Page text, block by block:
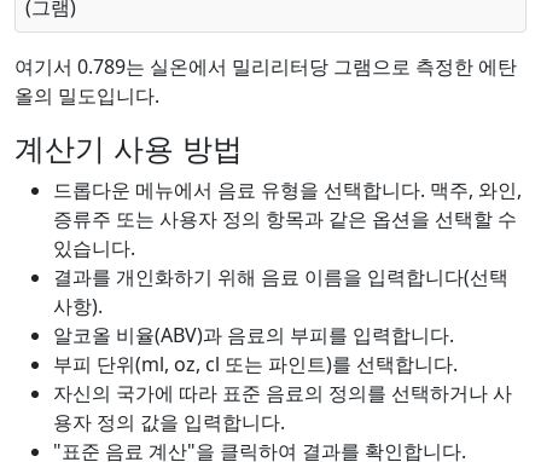
(그램)
여기서 0.789는 실온에서 밀리리터당 그램으로 측정한 에탄
올의 밀도입니다.
계산기 사용 방법
드롭다운 메뉴에서 음료 유형을 선택합니다. 맥주, 와인,
증류주 또는 사용자 정의 항목과 같은 옵션을 선택할 수
있습니다.
결과를 개인화하기 위해 음료 이름을 입력합니다(선택
사항).
알코올 비율(ABV)과 음료의 부피를 입력합니다.
부피 단위(ml, oz, cl 또는 파인트)를 선택합니다.
자신의 국가에 따라 표준 음료의 정의를 선택하거나 사
용자 정의 값을 입력합니다.
"표준 음료 계산"을 클릭하여 결과를 확인합니다.